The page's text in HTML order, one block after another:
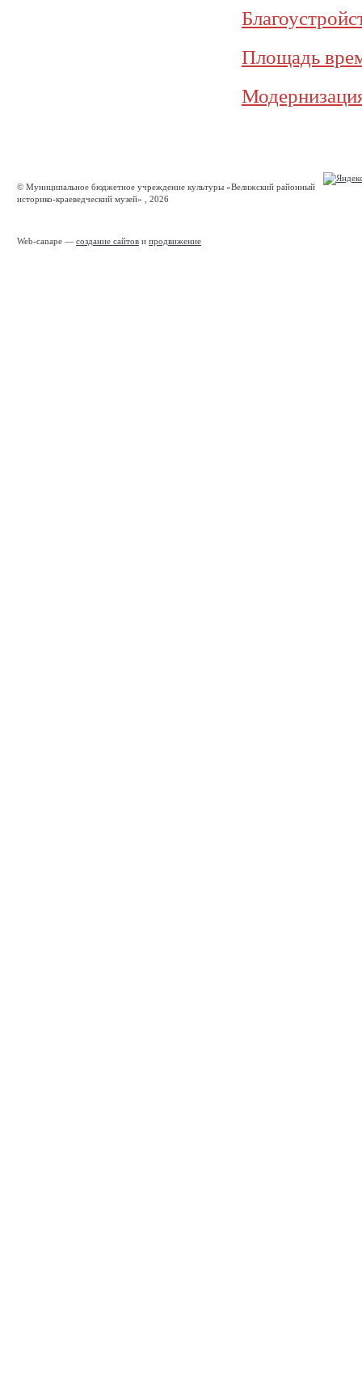
Площадь
© Муниципальное бюджетное учреждение культуры «Велижский районный
историко-краеведческий музей» , 2026
Web-canape — создание сайтов и продвижение